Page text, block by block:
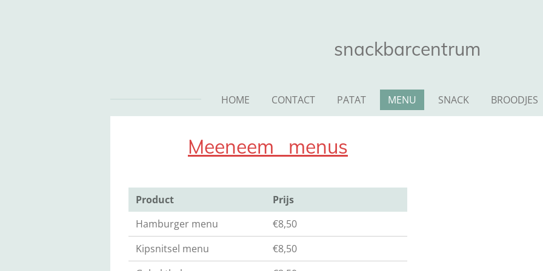
snackbarcentrum
HOME CONTACT PATAT MENU SNACK BROODJES
Meeneem menus
Product
Prijs
Hamburger menu
€8,50
Kipsnitsel menu
€8,50